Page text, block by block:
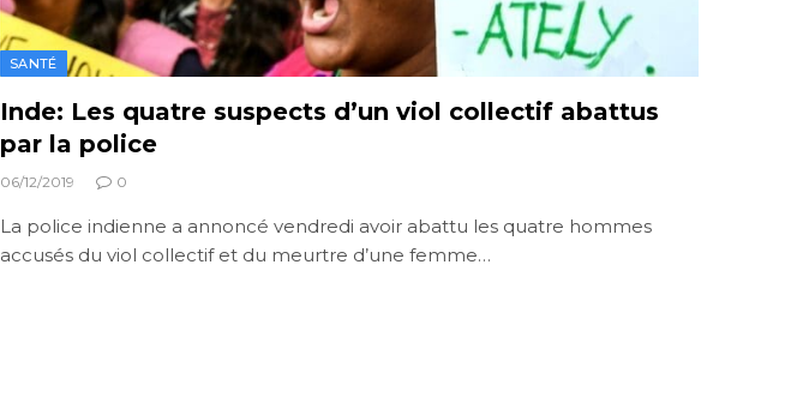
SANTÉ
Inde: Les quatre suspects d’un viol collectif abattus
par la police
06/12/2019 0
La police indienne a annoncé vendredi avoir abattu les quatre hommes
accusés du viol collectif et du meurtre d’une femme…